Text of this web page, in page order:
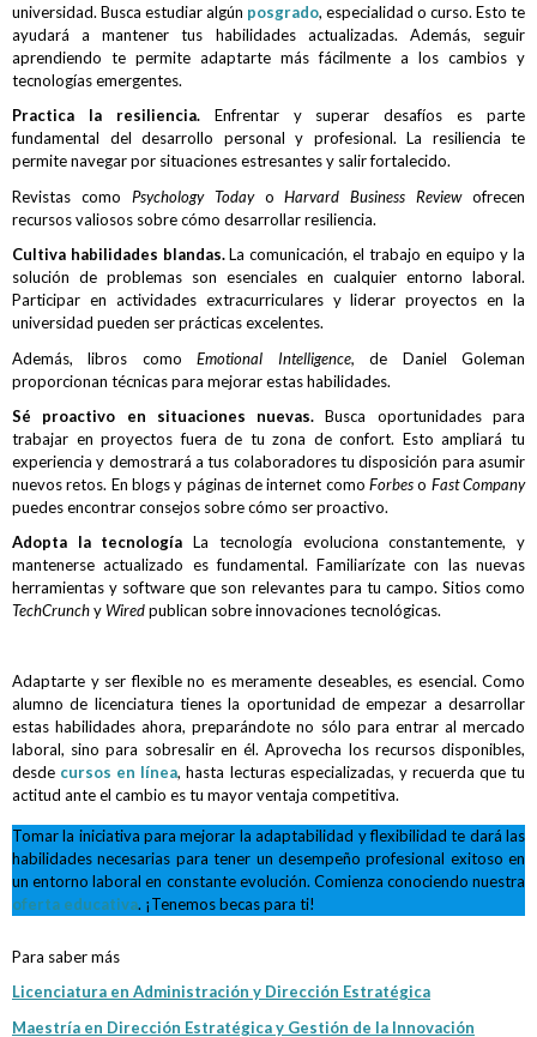
universidad. Busca estudiar algún posgrado, especialidad o curso. Esto te
ayudará a mantener tus habilidades actualizadas. Además, seguir
aprendiendo te permite adaptarte más fácilmente a los cambios y
tecnologías emergentes.
Practica la resiliencia.Enfrentar y superar desafíos es parte
fundamental del desarrollo personal y profesional. La resiliencia te
permite navegar por situaciones estresantes y salir fortalecido.
Revistas como Psychology TodayoHarvard Business Reviewofrecen
recursos valiosos sobre cómo desarrollar resiliencia.
Cultiva habilidades blandas.La comunicación, el trabajo en equipo y la
solución de problemas son esenciales en cualquier entorno laboral.
Participar en actividades extracurriculares y liderar proyectos en la
universidad pueden ser prácticas excelentes.
Además, libros comoEmotional Intelligence, de Daniel Goleman
proporcionan técnicas para mejorar estas habilidades.
Sé proactivo en situaciones nuevas. Busca oportunidades para
trabajar en proyectos fuera de tu zona de confort. Esto ampliará tu
experiencia y demostrará a tus colaboradores tu disposición para asumir
nuevos retos. En blogs y páginas de internet como Forbeso Fast Company
puedes encontrar consejos sobre cómo ser proactivo.
Adopta la tecnología La tecnología evoluciona constantemente, y
mantenerse actualizado es fundamental. Familiarízate con las nuevas
herramientas y software que son relevantes para tu campo. Sitios como
TechCrunchy Wiredpublican sobre innovaciones tecnológicas.
Adaptarte y ser flexible no es meramente deseables, es esencial. Como
alumno de licenciatura tienes la oportunidad de empezar a desarrollar
estas habilidades ahora, preparándote no sólo para entrar al mercado
laboral, sino para sobresalir en él. Aprovecha los recursos disponibles,
desde cursos en línea, hasta lecturas especializadas, y recuerda que tu
actitud ante el cambio es tu mayor ventaja competitiva.
Tomar la iniciativa para mejorar la adaptabilidad y flexibilidad te dará las
habilidades necesarias para tener un desempeño profesional exitoso en
un entorno laboral en constante evolución. Comienza conociendo nuestra
oferta educativa. ¡Tenemos becas para ti!
Para saber más
Licenciatura en Administración y Dirección Estratégica
Maestría en Dirección Estratégica y Gestión de la Innovación